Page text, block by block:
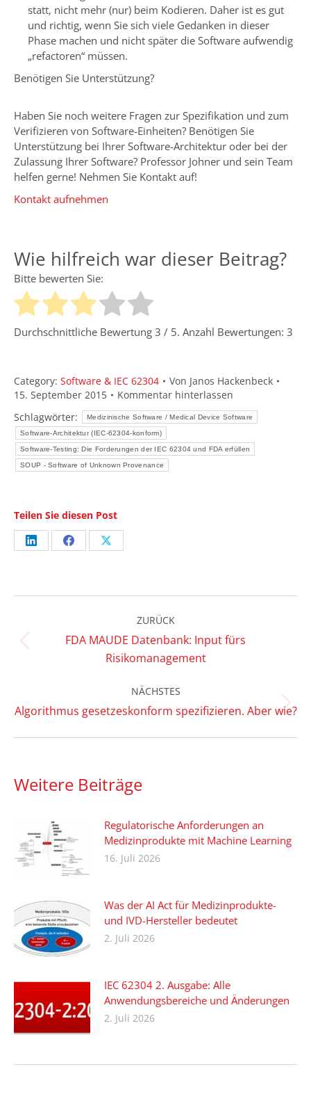
statt, nicht mehr (nur) beim Kodieren. Daher ist es gut
und richtig, wenn Sie sich viele Gedanken in dieser
Phase machen und nicht später die Software aufwendig
„refactoren“ müssen.
Benötigen Sie Unterstützung?
Haben Sie noch weitere Fragen zur Spezifikation und zum
Verifizieren von Software-Einheiten? Benötigen Sie
Unterstützung bei Ihrer Software-Architektur oder bei der
Zulassung Ihrer Software? Professor Johner und sein Team
helfen gerne! Nehmen Sie Kontakt auf!
Kontakt aufnehmen
Wie hilfreich war dieser Beitrag?
Bitte bewerten Sie:
Durchschnittliche Bewertung 3 / 5. Anzahl Bewertungen: 3
Category: Software & IEC 62304 Von Janos Hackenbeck
15. September 2015
Kommentar hinterlassen
Schlagwörter:
Medizinische Software / Medical Device Software
Software-Architektur (IEC-62304-konform)
Software-Testing: Die Forderungen der IEC 62304 und FDA erfüllen
SOUP - Software of Unknown Provenance
Teilen Sie diesen Post
Share
LinkedIn
Share
Facebook
Share
X
Kommentarnavigation
ZURÜCK
Vorheriger
Beitrag:
FDA MAUDE Datenbank: Input fürs
Risikomanagement
NÄCHSTES
Nächster
Algorithmus gesetzeskonform spezifizieren. Aber wie?
Weitere Beiträge
Regulatorische Anforderungen an
Medizinprodukte mit Machine Learning
16. Juli 2026
Was der AI Act für Medizinprodukte-
und IVD-Hersteller bedeutet
2. Juli 2026
IEC 62304 2. Ausgabe: Alle
Anwendungsbereiche und Änderungen
2. Juli 2026